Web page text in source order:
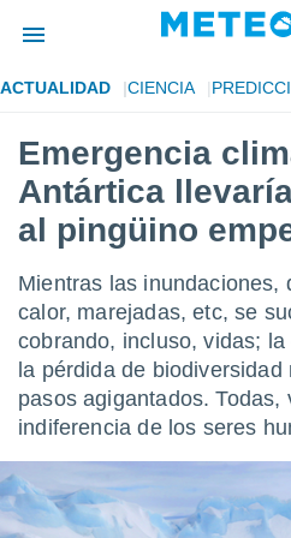
de
por
para
la
calidad.
a este
las
y
forma
digital
basada
ACTUALIDAD CIENCIA
Emergencia
Antártica
al pingüino
Mientras las inundaciones,
calor, marejadas, etc, se
cobrando, incluso, vidas;
la pérdida de
pasos agigantados.
indiferencia de los seres